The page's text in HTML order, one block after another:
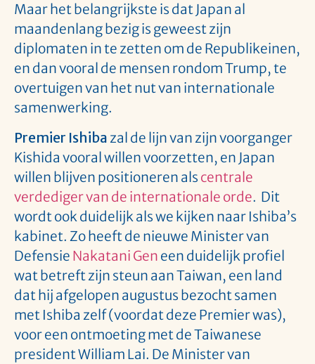
Maar het belangrijkste is dat Japan al
maandenlang bezig is geweest zijn
diplomaten in te zetten om de Republikeinen,
en dan vooral de mensen rondom Trump, te
overtuigen van het nut van internationale
samenwerking.
Premier Ishiba zal de lijn van zijn voorganger
Kishida vooral willen voorzetten, en Japan
willen blijven positioneren als centrale
verdediger van de internationale orde. Dit
wordt ook duidelijk als we kijken naar Ishiba’s
kabinet. Zo heeft de nieuwe Minister van
Defensie Nakatani Gen een duidelijk profiel
wat betreft zijn steun aan Taiwan, een land
dat hij afgelopen augustus bezocht samen
met Ishiba zelf (voordat deze Premier was),
voor een ontmoeting met de Taiwanese
president William Lai. De Minister van